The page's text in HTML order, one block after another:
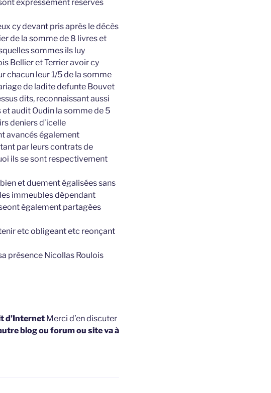
expressement réservés
cy devant pris après le décès
de la somme de 8 livres et
sommes ils luy
Bellier et Terrier avoir cy
chacun leur 1/5 de la somme
de ladite defunte Bouvet
dits, reconnaissant aussi
audit Oudin la somme de 5
deniers d’icelle
avancés également
par leurs contrats de
ils se sont respectivement
et duement égalisées sans
immeubles dépendant
également partagées
etc obligeant etc reonçant
présence Nicollas Roulois
d’Internet Merci d’en discuter
blog ou forum ou site va à